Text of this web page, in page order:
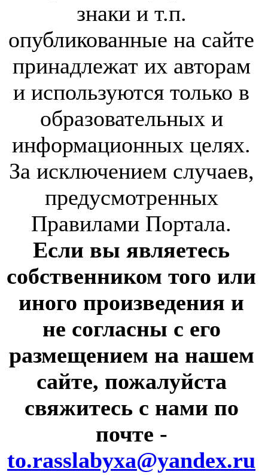
знаки и т.п.
опубликованные на сайте
принадлежат их авторам
и используются только в
образовательных и
информационных целях.
За исключением случаев,
предусмотренных
Правилами Портала.
Если вы являетесь
собственником того или
иного произведения и
не согласны с его
размещением на нашем
сайте, пожалуйста
свяжитесь с нами по
почте -
to.rasslabyxa@yandex.ru